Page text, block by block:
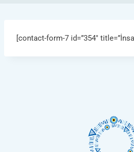
[contact-form-7 id=”354″